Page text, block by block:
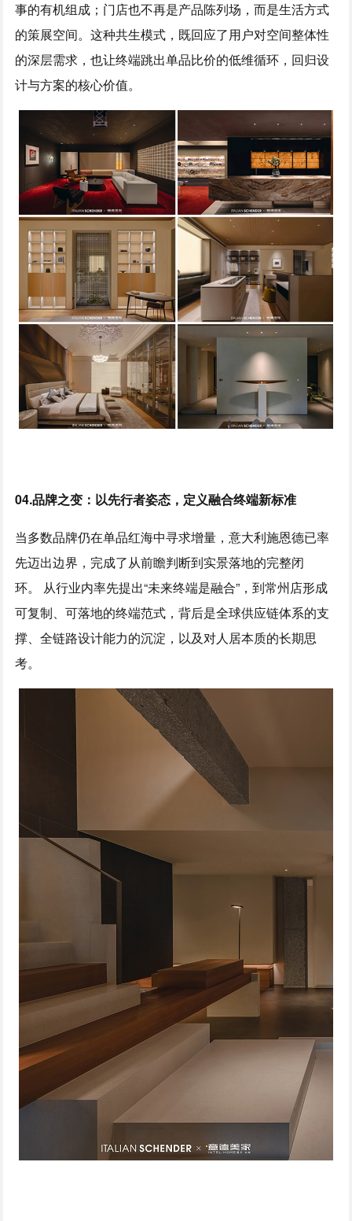
事的有机组成；门店也不再是产品陈列场，而是生活方式
的策展空间。这种共生模式，既回应了用户对空间整体性
的深层需求，也让终端跳出单品比价的低维循环，回归设
计与方案的核心价值。
04.品牌之变 ：以先行者姿态，定义融合终端新标准
当多数品牌仍在单品红海中寻求增量，意大利施恩德已率
先迈出边界，完成了从前瞻判断到实景落地的完整闭
环。 从行业内率先提出“未来终端是融合”，到常州店形成
可复制、可落地的终端范式，背后是全球供应链体系的支
撑、全链路设计能力的沉淀，以及对人居本质的长期思
考。